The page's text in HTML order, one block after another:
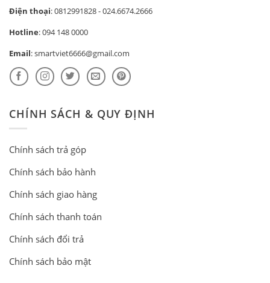
Điện thoại:0812991828-024.6674.2666
Hotline:094 148 0000
Email:smartviet6666@gmail.com
CHÍNH SÁCH & QUY ĐỊNH
Chính sách trả góp
Chính sách bảo hành
Chính sách giao hàng
Chính sách thanh toán
Chính sách đổi trả
Chính sách bảo mật